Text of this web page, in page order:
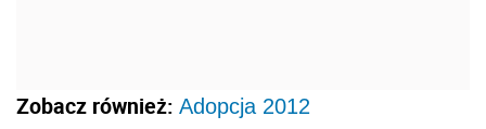
Zobacz również: Adopcja 2012